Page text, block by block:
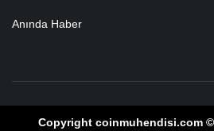
Anında Haber
Copyright coinmuhendisi.com